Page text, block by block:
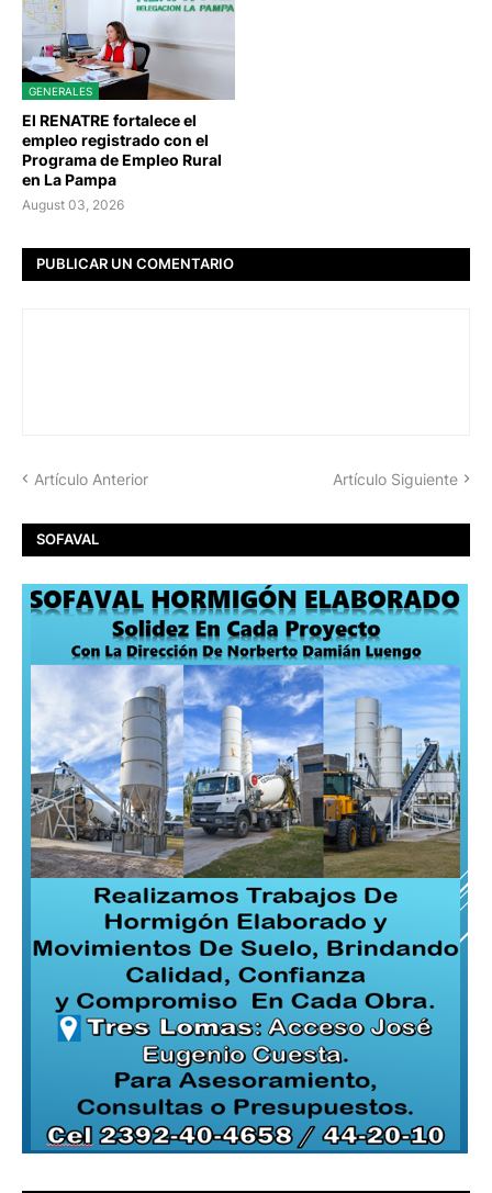
GENERALES
El RENATRE fortalece el
empleo registrado con el
Programa de Empleo Rural
en La Pampa
August 03, 2026
PUBLICAR UN COMENTARIO
Artículo Anterior Artículo Siguiente
SOFAVAL